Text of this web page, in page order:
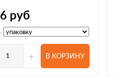
руб
+ В КОРЗИНУ